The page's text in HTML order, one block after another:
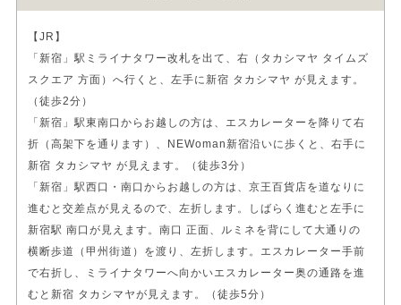
【JR】
「新宿」駅ミライナタワー改札を出て、右（タカシマヤ タイムズ
スクエア 方面）へ行くと、左手に新宿 タカシマヤ が見えます。
（徒歩2分）
「新宿」駅東南口からお越しの方は、エスカレーターを降りて右
折（高架下を通ります）、NEWoman新宿沿いに歩くと、右手に
新宿 タカシマヤ が見えます。（徒歩3分）
「新宿」駅西口・南口からお越しの方は、京王百貨店を道なりに
進むと交差点が見えるので、左折します。しばらく進むと左手に
新宿駅 南口が見えます。南口 正面、ルミネを背にして大通りの
横断歩道（甲州街道）を渡り、左折します。エスカレーター手前
で右折し、ミライナタワーへ向かいエスカレーター奥の通路を進
むと新宿 タカシマヤが見えます。（徒歩5分）